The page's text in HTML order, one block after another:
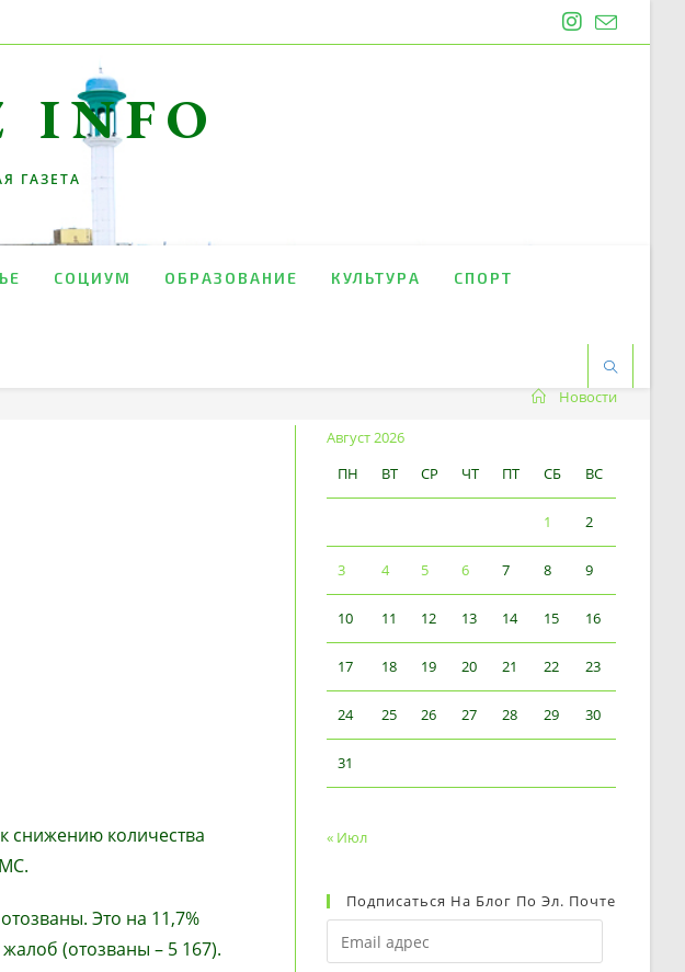
INFO
ГАЗЕТА
СОЦИУМ ОБРАЗОВАНИЕ КУЛЬТУРА СПОРТ
Новости
снижению количества
.
Это на 11,7%
(отозваны – 5 167).
Август 2026
ПН
ВТ СР ЧТ ПТ СБ ВС
1 2
3 4 5 6 7 8 9
10 11 12 13 14 15 16
17 18 19 20 21 22 23
24 25 26 27 28 29 30
31
« Июл
Подписаться На Блог По Эл. Почте
Email
адрес